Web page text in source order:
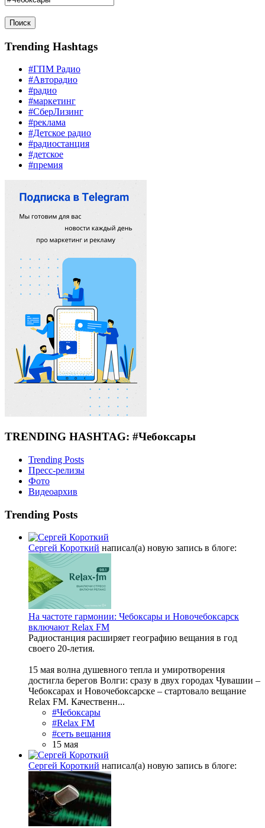
Поиск
Trending Hashtags
#ГПМ Радио
#Авторадио
#радио
#маркетинг
#СберЛизинг
#реклама
#Детское радио
#радиостанция
#детское
#премия
TRENDING HASHTAG: #Чебоксары
Trending Posts
Пресс-релизы
Фото
Видеоархив
Trending Posts
Сергей Короткий написал(а) новую запись в блоге:
На частоте гармонии: Чебоксары и Новочебоксарск
включают Relax FM
Радиостанция расширяет географию вещания в год
своего 20‑летия.
15 мая волна душевного тепла и умиротворения
достигла берегов Волги: сразу в двух городах Чувашии –
Чебоксарах и Новочебоксарске – стартовало вещание
Relax FM. Качественн...
#Чебоксары
#Relax FM
#сеть вещания
15 мая
Сергей Короткий написал(а) новую запись в блоге: